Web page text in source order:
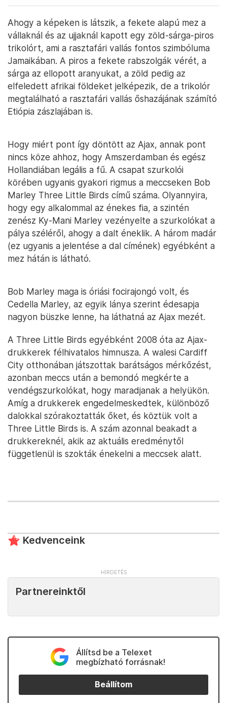
Ahogy a képeken is látszik, a fekete alapú mez a
vállaknál és az ujjaknál kapott egy zöld-sárga-piros
trikolórt, ami a rasztafári vallás fontos szimbóluma
Jamaikában. A piros a fekete rabszolgák vérét, a
sárga az ellopott aranyukat, a zöld pedig az
elfeledett afrikai földeket jelképezik, de a trikolór
megtalálható a rasztafári vallás őshazájának számító
Etiópia zászlajában is.
Hogy miért pont így döntött az Ajax, annak pont
nincs köze ahhoz, hogy Amszerdamban és egész
Hollandiában legális a fű. A csapat szurkolói
körében ugyanis gyakori rigmus a meccseken Bob
Marley Three Little Birds című száma. Olyannyira,
hogy egy alkalommal az énekes fia, a szintén
zenész Ky-Mani Marley vezényelte a szurkolókat a
pálya széléről, ahogy a dalt éneklik. A három madár
(ez ugyanis a jelentése a dal címének) egyébként a
mez hátán is látható.
Bob Marley maga is óriási focirajongó volt, és
Cedella Marley, az egyik lánya szerint édesapja
nagyon büszke lenne, ha láthatná az Ajax mezét.
A Three Little Birds egyébként 2008 óta az Ajax-
drukkerek félhivatalos himnusza. A walesi Cardiff
City otthonában játszottak barátságos mérkőzést,
azonban meccs után a bemondó megkérte a
vendégszurkolókat, hogy maradjanak a helyükön.
Amíg a drukkerek engedelmeskedtek, különböző
dalokkal szórakoztatták őket, és köztük volt a
Three Little Birds is. A szám azonnal beakadt a
drukkereknél, akik az aktuális eredménytől
függetlenül is szokták énekelni a meccsek alatt.
Kedvenceink
Partnereinktől
Állítsd be a Telexet
megbízható forrásnak!
Beállítom